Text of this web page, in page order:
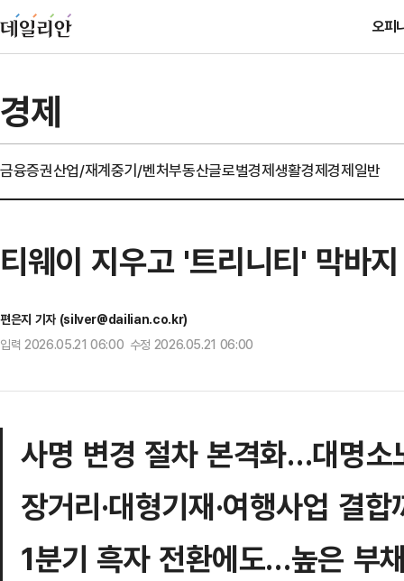
오피
경제
금융증권산업/재계중기/벤처부동산글로벌경제생활경제경제일반
티웨이 지우고 '트리니티' 막바
편은지 기자 (silver@dailian.co.kr)
입력 2026.05.21 06:00 수정 2026.05.21 06:00
사명 변경 절차 본격화…대명소
장거리·대형기재·여행사업 결
1분기 흑자 전환에도…높은 부